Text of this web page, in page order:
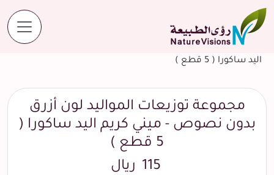
المنتجات
مجموعة توزيعات المواليد لون أزرق بدون نصوص - ميني كريم
اليد ساكورا ( 5 قطع )
مجموعة توزيعات المواليد لون أزرق
بدون نصوص - ميني كريم اليد ساكورا (
5 قطع )
115 ريال